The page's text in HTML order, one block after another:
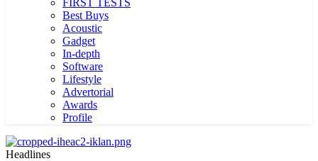
FIRST TESTS
Best Buys
Acoustic
Gadget
In-depth
Software
Lifestyle
Advertorial
Awards
Profile
Headlines